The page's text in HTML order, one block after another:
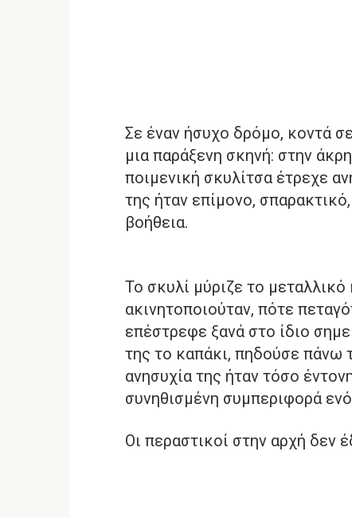
Σε έναν ήσυχο δρόμο, κοντά
μια παράξενη σκηνή: στην
ποιμενική σκυλίτσα έτρεχε
της ήταν επίμονο,
βοήθεια.
Το σκυλί μύριζε το
ακινητοποιούταν, πότε
επέστρεφε ξανά στο ίδιο
της το καπάκι, πηδούσε πάνω
ανησυχία της ήταν τόσο
συνηθισμένη συμπεριφορά
Οι περαστικοί στην αρχή δεν